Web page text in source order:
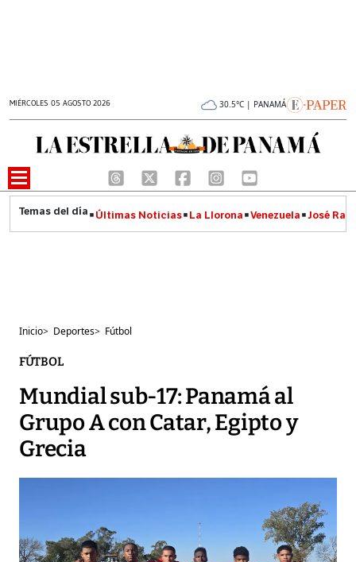
MIÉRCOLES 05 AGOSTO 2026 30.5°C | PANAMÁ
Últimas Noticias La Llorona Venezuela José
Inicio> Deportes> Fútbol
FÚTBOL
Mundial sub-17: Panamá al
Grupo A con Catar, Egipto y
Grecia